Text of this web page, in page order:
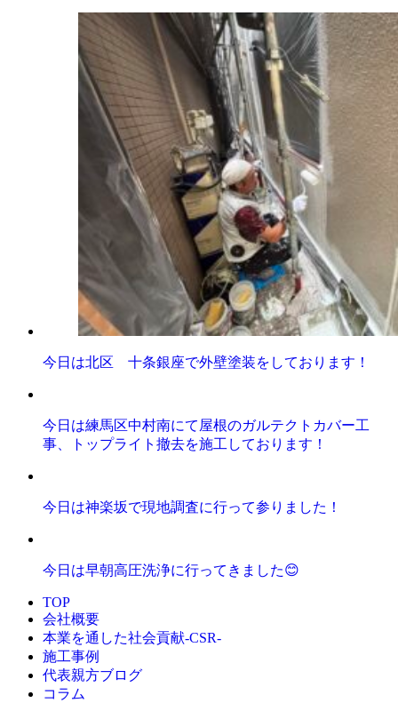
今日は北区 十条銀座で外壁塗装をしております！
今日は練馬区中村南にて屋根のガルテクトカバー工
事、トップライト撤去を施工しております！
今日は神楽坂で現地調査に行って参りました！
今日は早朝高圧洗浄に行ってきました😊
TOP
会社概要
本業を通した社会貢献-CSR-
施工事例
代表親方ブログ
コラム